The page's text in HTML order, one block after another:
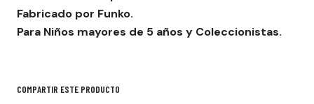
Fabricado por Funko.
Para Niños mayores de 5 años y Coleccionistas.
COMPARTIR ESTE PRODUCTO